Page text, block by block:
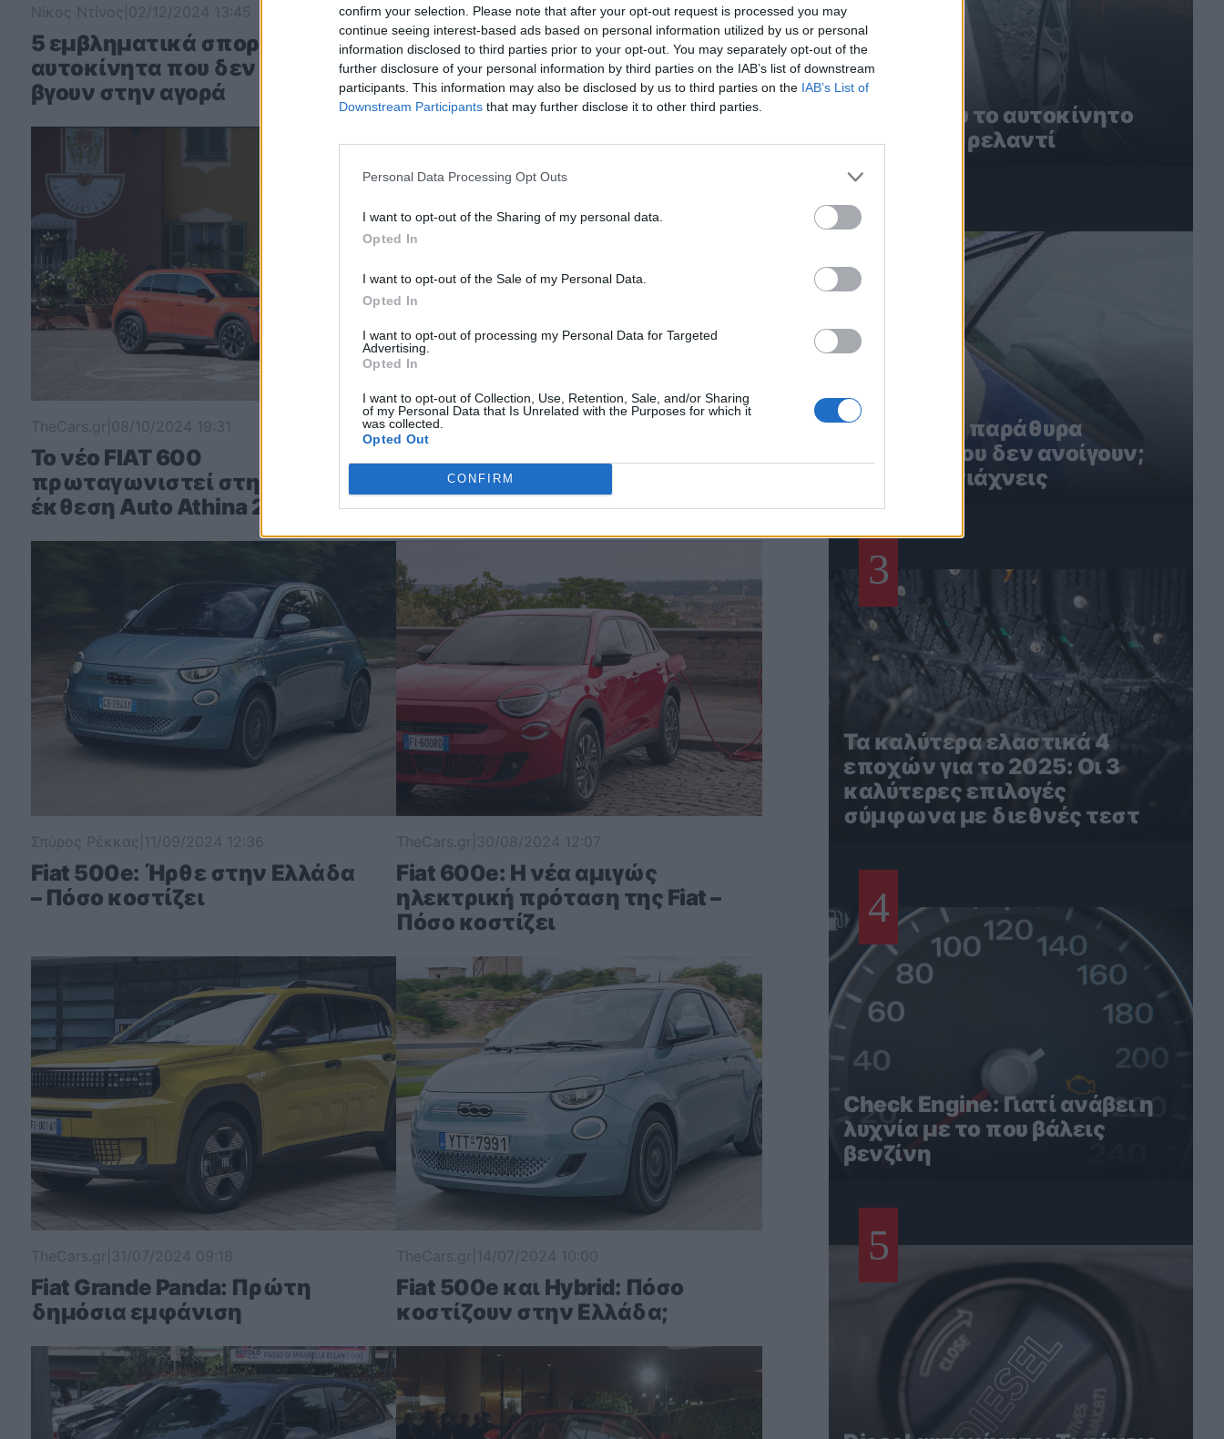
confirm your selection. Please note that after your opt-out request is processed you may
continue seeing interest-based ads based on personal information utilized by us or personal
information disclosed to third parties prior to your opt-out. You may separately opt-out of the
further disclosure of your personal information by third parties on the IAB’s list of downstream
participants. This information may also be disclosed by us to third parties on the IAB’s List of
Downstream Participants that may further disclose it to other third parties.
Personal Data Processing Opt Outs
I want to opt-out of the Sharing of my personal data.
Opted In
I want to opt-out of the Sale of my Personal Data.
Opted In
I want to opt-out of processing my Personal Data for Targeted
Advertising.
Opted In
I want to opt-out of Collection, Use, Retention, Sale, and/or Sharing
of my Personal Data that Is Unrelated with the Purposes for which it
was collected.
Opted Out
CONFIRM
Νίκος Ντίνος 02/12/2024 13:45
5 εμβληματικά σπορ
αυτοκίνητα που δεν θα ξανα
βγουν στην αγορά
Σπύρος Ρέκκας|30/10/2024 12:46
Κόντρα στο ρεύμα η Toyota
TheCars.gr 08/10/2024 19:31
Το νέο FIAT 600
πρωταγωνιστεί στην
έκθεση Auto Athina 2024
TheCars.gr
Διαθέσιμο για παραγγελίες
το αναβαθμισμένο FIAT
Panda
Σπύρος Ρέκκας 11/09/2024 12:36
Fiat 500e: Ήρθε στην Ελλάδα
– Πόσο κοστίζει
TheCars.gr 30/08/2024 12:07
Fiat 600e: Η νέα αμιγώς
ηλεκτρική πρόταση της Fiat –
Πόσο κοστίζει
TheCars.gr 31/07/2024 09:18
Fiat Grande Panda: Πρώτη
δημόσια εμφάνιση
TheCars.gr 14/07/2024 10:00
Fiat 500e και Hybrid: Πόσο
κοστίζουν στην Ελλάδα;
5 λόγοι που το αυτοκίνητο
τρέμει στο ρελαντί
Ηλεκτρικά παράθυρα
αυτοκινήτου δεν ανοίγουν;
Έτσι τα φτιάχνεις
3
Τα καλύτερα ελαστικά 4
εποχών για το 2025: Οι 3
καλύτερες επιλογές
σύμφωνα με διεθνές τεστ
4
Check Engine: Γιατί ανάβει η
λυχνία με το που βάλεις
βενζίνη
5